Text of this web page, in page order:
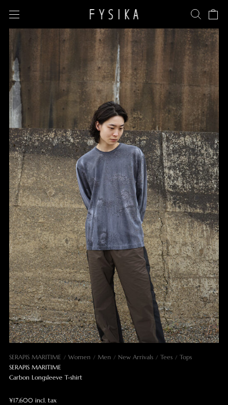
SERAPIS MARITIME Women Men New Arrivals Tees
Tops
SERAPIS MARITIME
Carbon Longsleeve T-shirt
¥17,600 incl. tax